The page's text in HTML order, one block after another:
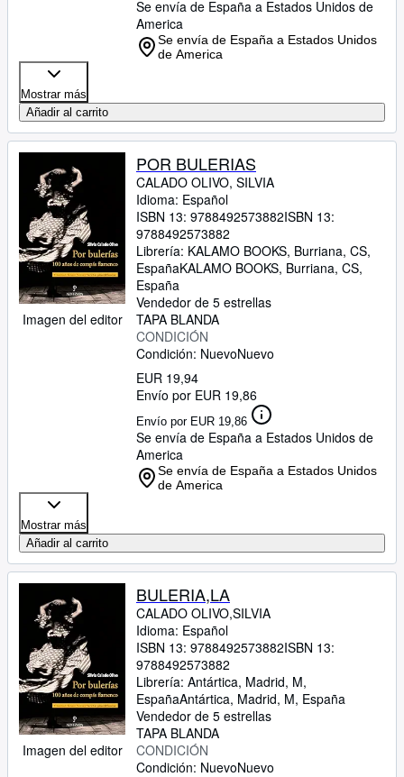
Se envía de España a Estados Unidos de
America
Se envía de España a Estados Unidos
de America
Mostrar más
Añadir al carrito
Imagen del editor
POR BULERIAS
CALADO OLIVO, SILVIA
Idioma: Español
ISBN 13: 9788492573882ISBN 13:
9788492573882
Librería: KALAMO BOOKS, Burriana, CS,
EspañaKALAMO BOOKS, Burriana, CS,
España
Vendedor de 5 estrellas
TAPA BLANDA
CONDICIÓN
Condición: NuevoNuevo
EUR 19,94
Envío por EUR 19,86
Envío por EUR 19,86
Se envía de España a Estados Unidos de
America
Se envía de España a Estados Unidos
de America
Mostrar más
Añadir al carrito
Imagen del editor
BULERIA,LA
CALADO OLIVO,SILVIA
Idioma: Español
ISBN 13: 9788492573882ISBN 13:
9788492573882
Librería: Antártica, Madrid, M,
EspañaAntártica, Madrid, M, España
Vendedor de 5 estrellas
TAPA BLANDA
CONDICIÓN
Condición: NuevoNuevo